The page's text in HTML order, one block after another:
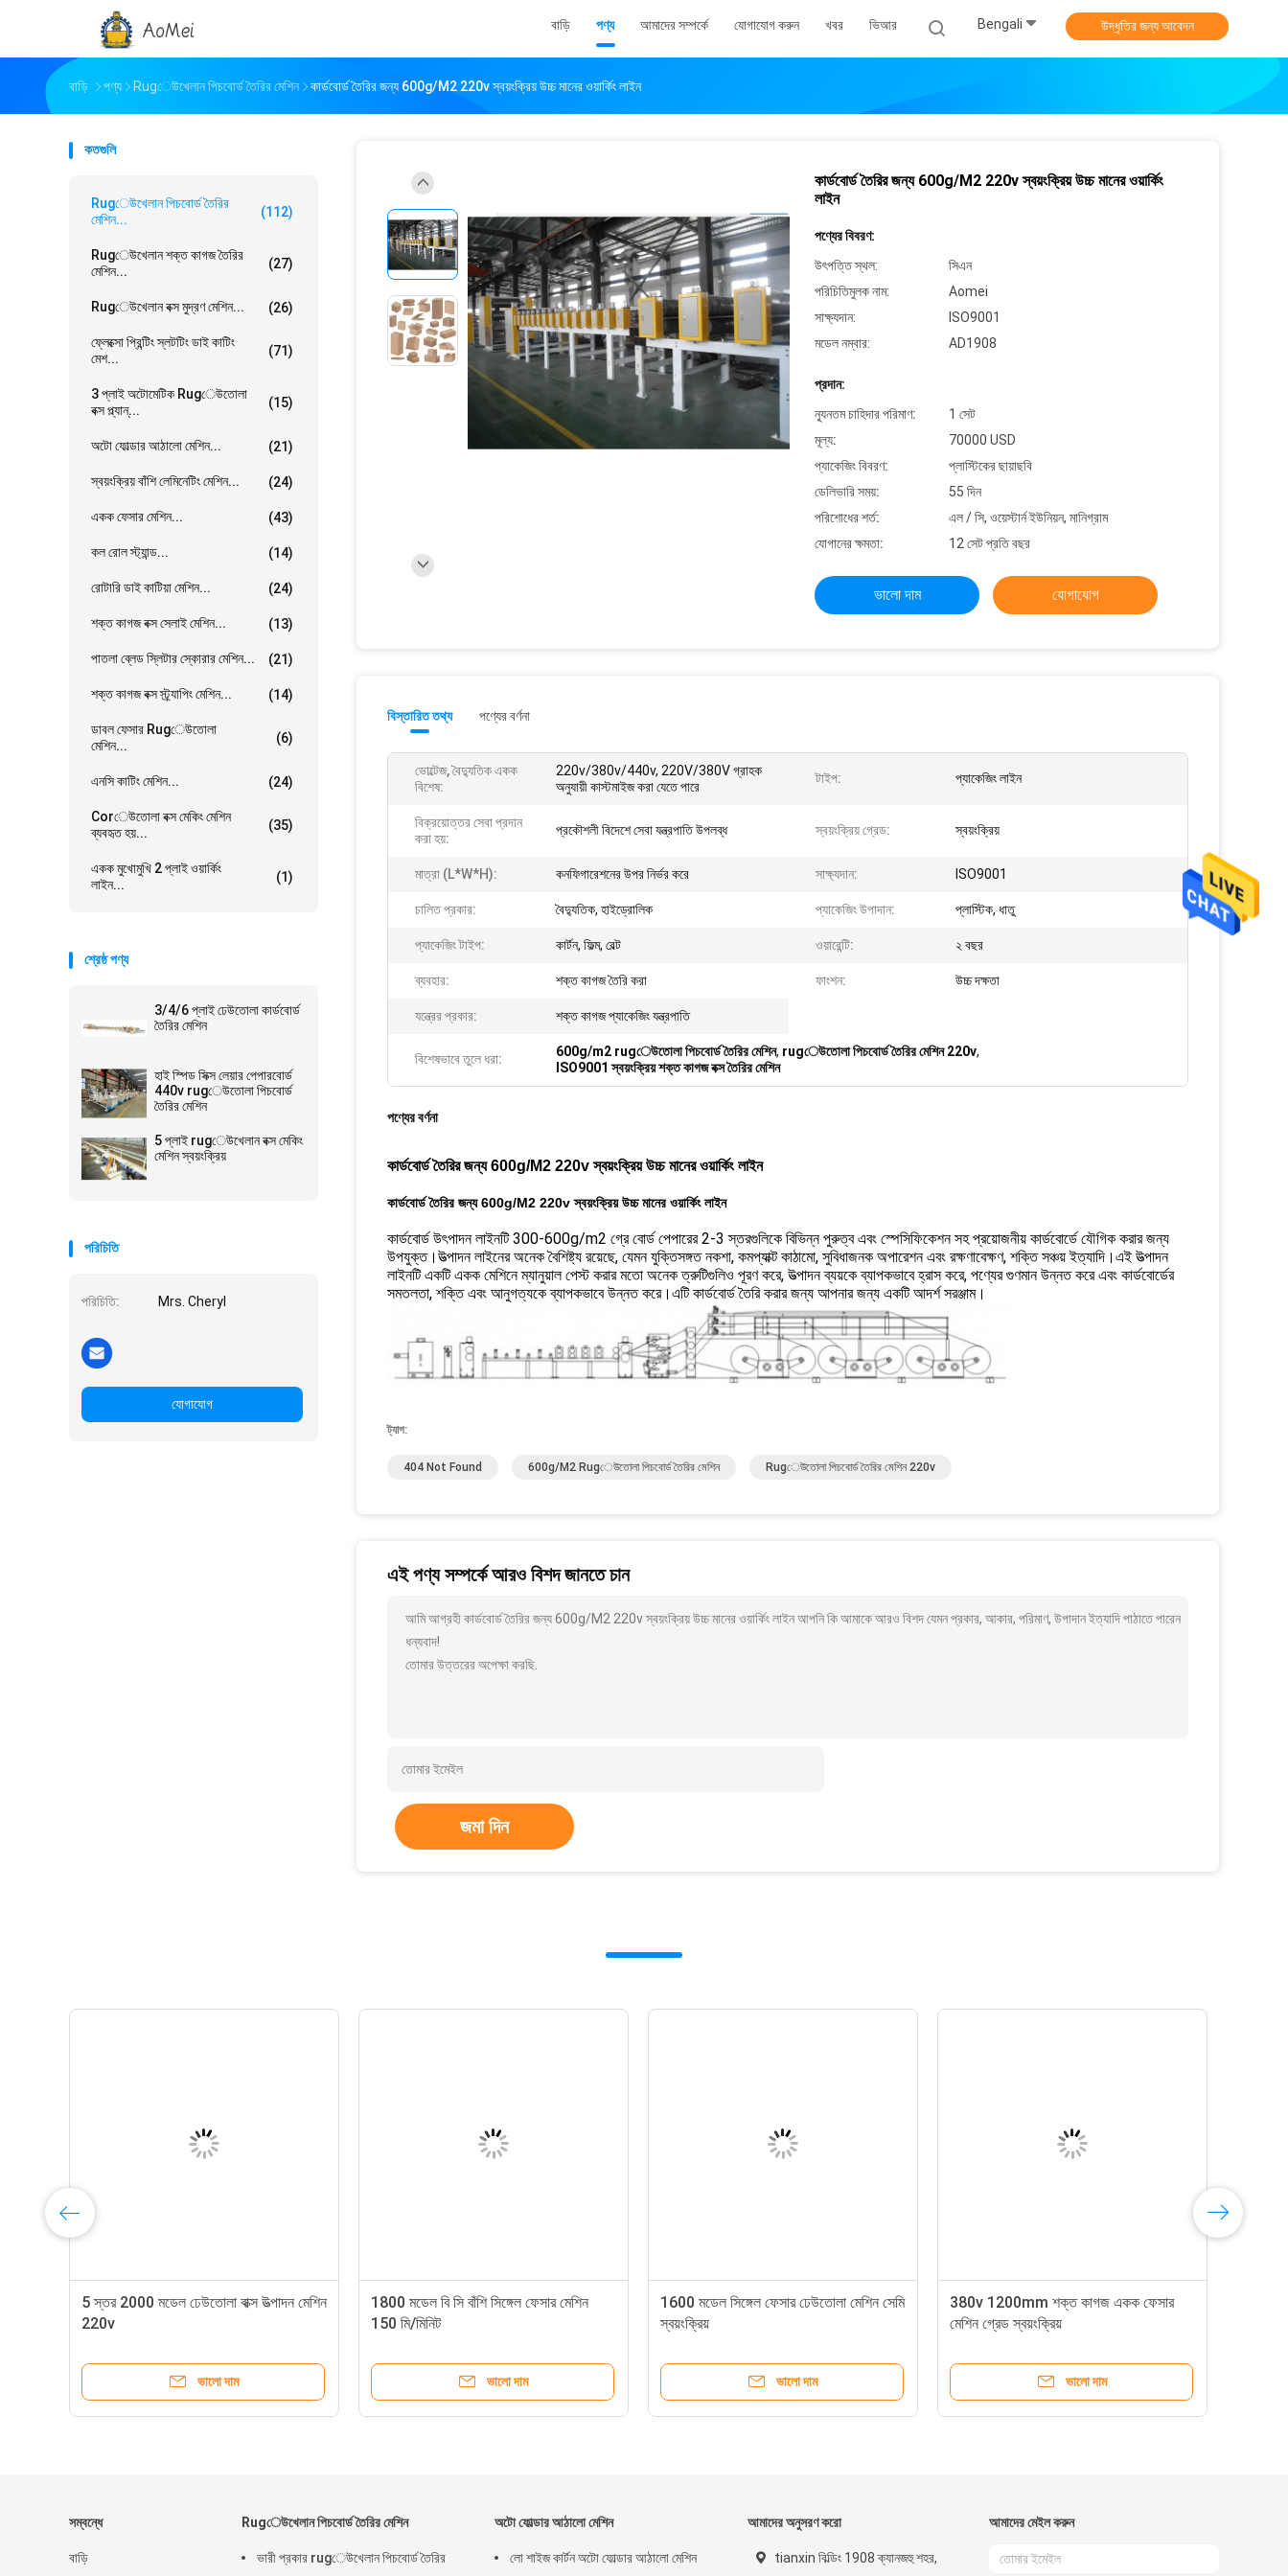
বাড়ি পণ্য আমাদের সম্পর্কে যোগাযোগ করুন খবর ভিআর Bengali উদ্ধৃতির জন্য আবেদন
বাড়ি পণ্য Rugেউখেলান পিচবোর্ড তৈরির মেশিন কার্ডবোর্ড তৈরির জন্য 600g/M2 220v স্বয়ংক্রিয় উচ্চ মানের ওয়ার্কিং লাইন
কতগুলি
Rugেউখেলান পিচবোর্ড তৈরির
মেশিন...
(112)
Rugেউখেলান শক্ত কাগজ তৈরির
মেশিন...
(27)
Rugেউখেলান বক্স মুদ্রণ মেশিন... (26)
ফ্লেক্সো প্রিন্টিং স্লটটিং ডাই কাটিং
মেশ...
(71)
3 প্লাই অটোমেটিক Rugেউতোলা
বক্স প্ল্যান্...
(15)
অটো ফোল্ডার আঠালো মেশিন... (21)
স্বয়ংক্রিয় বাঁশি লেমিনেটিং মেশিন... (24)
একক ফেসার মেশিন... (43)
কল রোল স্ট্যান্ড... (14)
রোটারি ডাই কাটিয়া মেশিন... (24)
শক্ত কাগজ বক্স সেলাই মেশিন... (13)
পাতলা ব্লেড স্লিটার স্কোরার মেশিন... (21)
শক্ত কাগজ বক্স স্ট্র্যাপিং মেশিন... (14)
ডাবল ফেসার Rugেউতোলা
মেশিন...
(6)
এনসি কাটিং মেশিন... (24)
Corেউতোলা বক্স মেকিং মেশিন
ব্যবহৃত হয়...
(35)
একক মুখোমুখি 2 প্লাই ওয়ার্কিং
লাইন...
(1)
শ্রেষ্ঠ পণ্য
3/4/6 প্লাই ঢেউতোলা কার্ডবোর্ড
তৈরির মেশিন
হাই স্পিড সিক্স লেয়ার পেপারবোর্ড
440v rugেউতোলা পিচবোর্ড
তৈরির মেশিন
5 প্লাই rugেউখেলান বক্স মেকিং
মেশিন স্বয়ংক্রিয়
পরিচিতি
পরিচিতি: Mrs. Cheryl
যোগাযোগ
কার্ডবোর্ড তৈরির জন্য 600g/M2 220v স্বয়ংক্রিয় উচ্চ মানের ওয়ার্কিং
লাইন
পণ্যের বিবরণ:
উৎপত্তি স্থল:
সিএন
পরিচিতিমুলক নাম:
Aomei
সাক্ষ্যদান:
ISO9001
মডেল নম্বার:
AD1908
প্রদান:
ন্যূনতম চাহিদার পরিমাণ:
1 সেট
মূল্য:
70000 USD
প্যাকেজিং বিবরণ:
প্লাস্টিকের ছায়াছবি
ডেলিভারি সময়:
55 দিন
পরিশোধের শর্ত:
এল / সি, ওয়েস্টার্ন ইউনিয়ন, মানিগ্রাম
যোগানের ক্ষমতা:
12 সেট প্রতি বছর
ভালো দাম যোগাযোগ
বিস্তারিত তথ্য পণ্যের বর্ণনা
ভোল্টেজ, বৈদ্যুতিক একক
বিশেষ:
220v/380v/440v, 220V/380V গ্রাহক
অনুযায়ী কাস্টমাইজ করা যেতে পারে
টাইপ: প্যাকেজিং লাইন
বিক্রয়োত্তর সেবা প্রদান
করা হয়:
প্রকৌশলী বিদেশে সেবা যন্ত্রপাতি উপলব্ধ স্বয়ংক্রিয় গ্রেড: স্বয়ংক্রিয়
মাত্রা (L*W*H): কনফিগারেশনের উপর নির্ভর করে সাক্ষ্যদান: ISO9001
চালিত প্রকার: বৈদ্যুতিক, হাইড্রোলিক প্যাকেজিং উপাদান: প্লাস্টিক, ধাতু
প্যাকেজিং টাইপ: কার্টন, ফিল্ম, বেল্ট ওয়ারেন্টি: ২ বছর
ব্যবহার: শক্ত কাগজ তৈরি করা ফাংশন: উচ্চ দক্ষতা
যন্ত্রের প্রকার: শক্ত কাগজ প্যাকেজিং যন্ত্রপাতি
বিশেষভাবে তুলে ধরা: 600g/m2 rugেউতোলা পিচবোর্ড তৈরির মেশিন, rugেউতোলা পিচবোর্ড তৈরির মেশিন 220v,
ISO9001 স্বয়ংক্রিয় শক্ত কাগজ বক্স তৈরির মেশিন
পণ্যের বর্ণনা
কার্ডবোর্ড তৈরির জন্য 600g/M2 220v স্বয়ংক্রিয় উচ্চ মানের ওয়ার্কিং লাইন
কার্ডবোর্ড তৈরির জন্য 600g/M2 220v স্বয়ংক্রিয় উচ্চ মানের ওয়ার্কিং লাইন
কার্ডবোর্ড উৎপাদন লাইনটি 300-600g/m2 গ্রে বোর্ড পেপারের 2-3 স্তরগুলিকে বিভিন্ন পুরুত্ব এবং স্পেসিফিকেশন সহ প্রয়োজনীয় কার্ডবোর্ডে যৌগিক করার জন্য
উপযুক্ত।উত্পাদন লাইনের অনেক বৈশিষ্ট্য রয়েছে, যেমন যুক্তিসঙ্গত নকশা, কমপ্যাক্ট কাঠামো, সুবিধাজনক অপারেশন এবং রক্ষণাবেক্ষণ, শক্তি সঞ্চয় ইত্যাদি।এই উত্পাদন
লাইনটি একটি একক মেশিনে ম্যানুয়াল পেস্ট করার মতো অনেক ত্রুটিগুলিও পূরণ করে, উত্পাদন ব্যয়কে ব্যাপকভাবে হ্রাস করে, পণ্যের গুণমান উন্নত করে এবং কার্ডবোর্ডের
সমতলতা, শক্তি এবং আনুগত্যকে ব্যাপকভাবে উন্নত করে।এটি কার্ডবোর্ড তৈরি করার জন্য আপনার জন্য একটি আদর্শ সরঞ্জাম।
ট্যাগ:
404 Not Found 600g/m2 Rugেউতোলা পিচবোর্ড তৈরির মেশিন Rugেউতোলা পিচবোর্ড তৈরির মেশিন 220v
এই পণ্য সম্পর্কে আরও বিশদ জানতে চান
আমি আগ্রহী কার্ডবোর্ড তৈরির জন্য 600g/M2 220v স্বয়ংক্রিয় উচ্চ মানের ওয়ার্কিং লাইন আপনি কি আমাকে আরও বিশদ যেমন প্রকার, আকার, পরিমাণ, উপাদান ইত্যাদি পাঠাতে পারেন
ধন্যবাদ!
তোমার উত্তরের অপেক্ষা করছি.
জমা দিন
5 স্তর 2000 মডেল ঢেউতোলা বাক্স উত্পাদন মেশিন
220v
ভালো দাম
1800 মডেল বি সি বাঁশি সিঙ্গেল ফেসার মেশিন
150 মি/মিনিট
ভালো দাম
1600 মডেল সিঙ্গেল ফেসার ঢেউতোলা মেশিন সেমি
স্বয়ংক্রিয়
ভালো দাম
380v 1200mm শক্ত কাগজ একক ফেসার
মেশিন গ্রেড স্বয়ংক্রিয়
ভালো দাম
সম্বন্ধে
বাড়ি
Rugেউখেলান পিচবোর্ড তৈরির মেশিন
ভারী প্রকার rugেউখেলান পিচবোর্ড তৈরির
অটো ফোল্ডার আঠালো মেশিন
লো শাইজ কার্টন অটো ফোল্ডার আঠালো মেশিন
আমাদের অনুসরণ করো
tianxin বিল্ডিং 1908 ক্যানজহু শহর,
আমাদের মেইল ​​করুন